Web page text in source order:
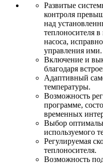
Развитые
контроля
над
теплоносителя
насоса,
управления ими.
Включение и
благодаря
Адаптивный
температуры.
Возможность
программе,
временных
Выбор
используемого
Регулируемая
теплоносителя.
Возможность